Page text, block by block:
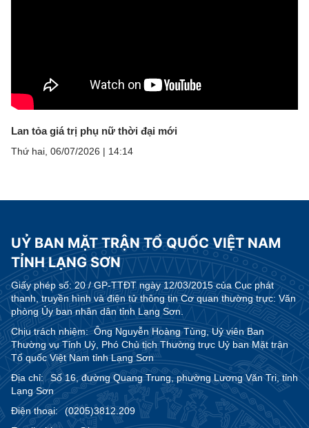
Lan tỏa giá trị phụ nữ thời đại mới
Thứ hai, 06/07/2026 | 14:14
UỶ BAN MẶT TRẬN TỔ QUỐC VIỆT NAM
TỈNH LẠNG SƠN
Giấy phép số:20 / GP-TTĐT ngày 12/03/2015 của Cục phát
thanh, truyền hình và điện tử thông tin Cơ quan thường trực: Văn
phòng Ủy ban nhân dân tỉnh Lạng Sơn.
Chịu trách nhiệm:Ông Nguyễn Hoàng Tùng, Uỷ viên Ban
Thường vụ Tỉnh Uỷ, Phó Chủ tịch Thường trực Uỷ ban Mặt trận
Tổ quốc Việt Nam tỉnh Lạng Sơn
Địa chỉ:
Số 16, đường Quang Trung, phường Lương Văn Tri, tỉnh
Lạng Sơn
Điện thoại:
(0205)3812.209